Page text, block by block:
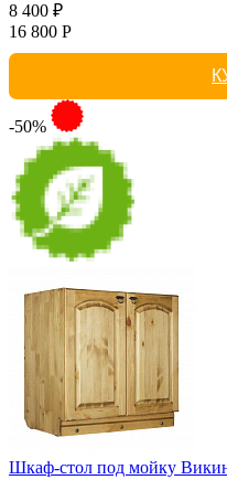
8 400 ₽
16 800 Р
-50%
Шкаф-стол под мойку